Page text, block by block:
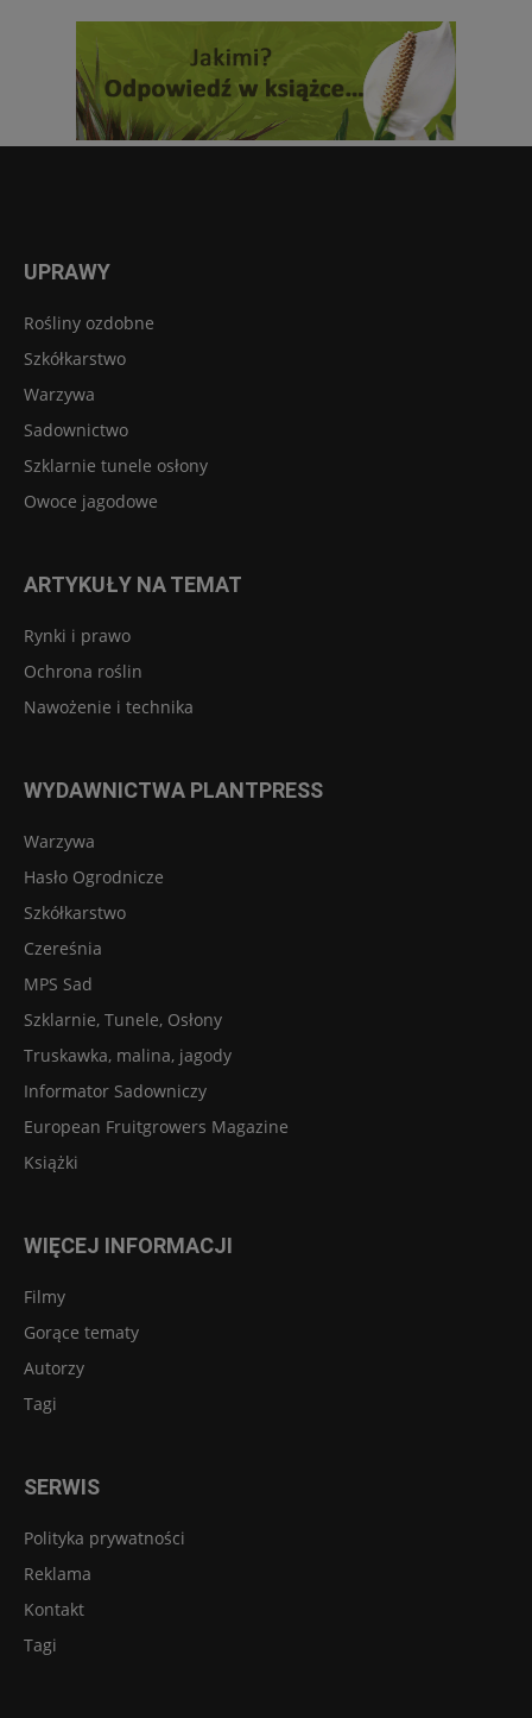
UPRAWY
Rośliny ozdobne
Szkółkarstwo
Warzywa
Sadownictwo
Szklarnie tunele osłony
Owoce jagodowe
ARTYKUŁY NA TEMAT
Rynki i prawo
Ochrona roślin
Nawożenie i technika
WYDAWNICTWA PLANTPRESS
Warzywa
Hasło Ogrodnicze
Szkółkarstwo
Czereśnia
MPS Sad
Szklarnie, Tunele, Osłony
Truskawka, malina, jagody
Informator Sadowniczy
European Fruitgrowers Magazine
Książki
WIĘCEJ INFORMACJI
Filmy
Gorące tematy
Autorzy
Tagi
SERWIS
Polityka prywatności
Reklama
Kontakt
Tagi